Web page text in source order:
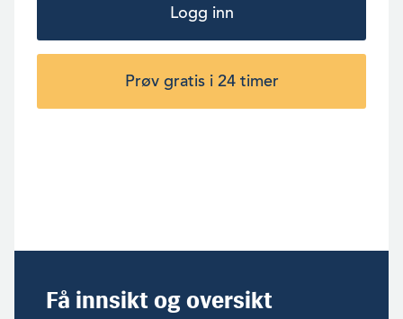
Logg inn
Prøv gratis i 24 timer
Få innsikt og oversikt